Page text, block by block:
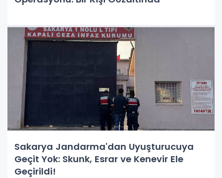
Sakarya Jandarma'dan Uyuşturucuya
Geçit Yok: Skunk, Esrar ve Kenevir Ele
Geçirildi!